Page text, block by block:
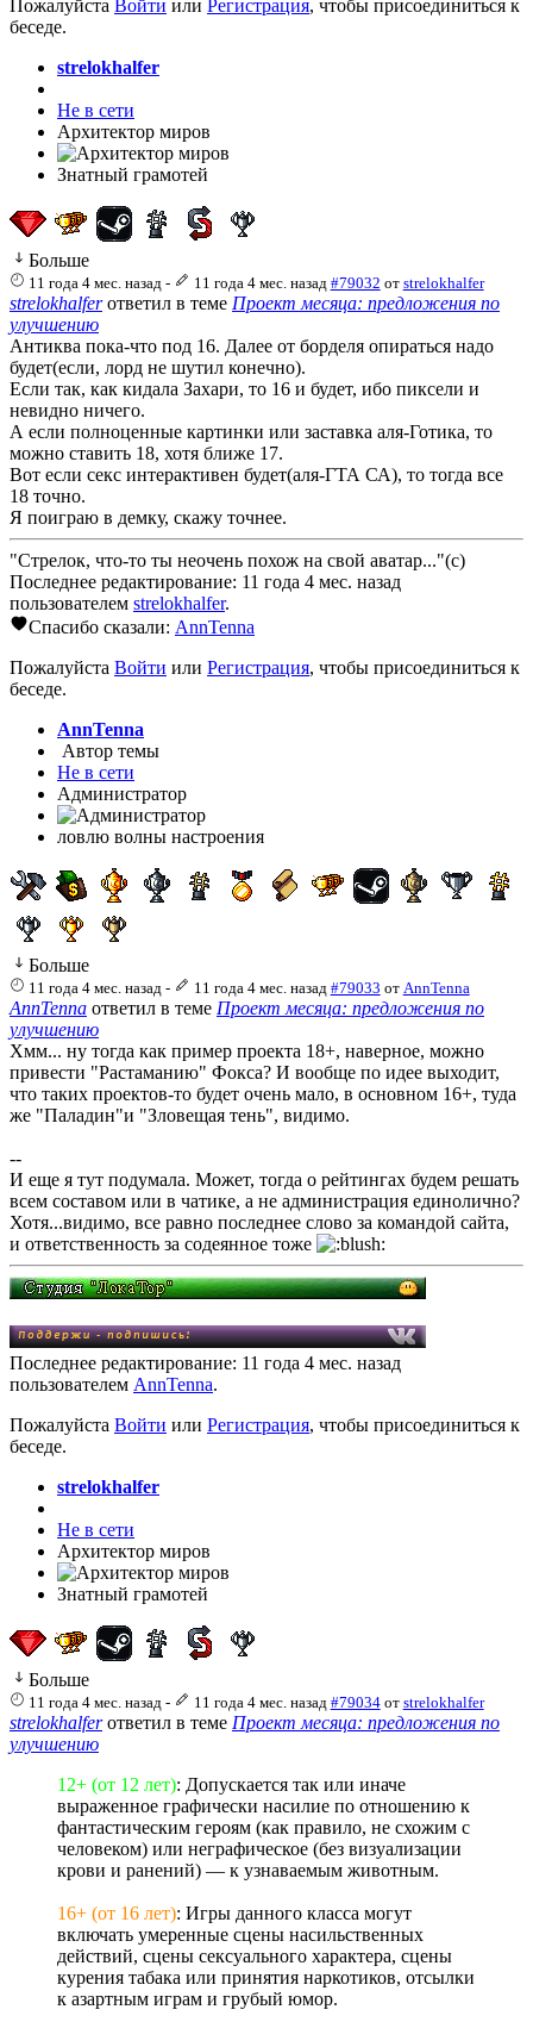
Пожалуйста Войти или Регистрация, чтобы присоединиться к
беседе.
strelokhalfer
Не в сети
Архитектор миров
Знатный грамотей
Больше
11 года 4 мес. назад - 11 года 4 мес. назад #79032 от strelokhalfer
strelokhalferответил в теме Проект месяца: предложения по
улучшению
Антиква пока-что под 16. Далее от борделя опираться надо
будет(если, лорд не шутил конечно).
Если так, как кидала Захари, то 16 и будет, ибо пиксели и
невидно ничего.
А если полноценные картинки или заставка аля-Готика, то
можно ставить 18, хотя ближе 17.
Вот если секс интерактивен будет(аля-ГТА СА), то тогда все
18 точно.
Я поиграю в демку, скажу точнее.
"Стрелок, что-то ты неочень похож на свой аватар..."(с)
Последнее редактирование: 11 года 4 мес. назад
пользователем strelokhalfer.
Спасибо сказали: AnnTenna
Пожалуйста Войти или Регистрация, чтобы присоединиться к
беседе.
AnnTenna
Автор темы
Не в сети
Администратор
ловлю волны настроения
Больше
11 года 4 мес. назад - 11 года 4 мес. назад #79033 от AnnTenna
AnnTenna ответил в теме Проект месяца: предложения по
улучшению
Хмм... ну тогда как пример проекта 18+, наверное, можно
привести "Растаманию" Фокса? И вообще по идее выходит,
что таких проектов-то будет очень мало, в основном 16+, туда
же "Паладин"и "Зловещая тень", видимо.
--
И еще я тут подумала. Может, тогда о рейтингах будем решать
всем составом или в чатике, а не администрация единолично?
Хотя...видимо, все равно последнее слово за командой сайта,
и ответственность за содеянное тоже
Последнее редактирование: 11 года 4 мес. назад
пользователем AnnTenna.
Пожалуйста Войти или Регистрация, чтобы присоединиться к
беседе.
strelokhalfer
Не в сети
Архитектор миров
Знатный грамотей
Больше
11 года 4 мес. назад - 11 года 4 мес. назад #79034 от strelokhalfer
strelokhalferответил в теме Проект месяца: предложения по
улучшению
12+ (от 12 лет): Допускается так или иначе
выраженное графически насилие по отношению к
фантастическим героям (как правило, не схожим с
человеком) или неграфическое (без визуализации
крови и ранений) — к узнаваемым животным.
16+ (от 16 лет): Игры данного класса могут
включать умеренные сцены насильственных
действий, сцены сексуального характера, сцены
курения табака или принятия наркотиков, отсылки
к азартным играм и грубый юмор.